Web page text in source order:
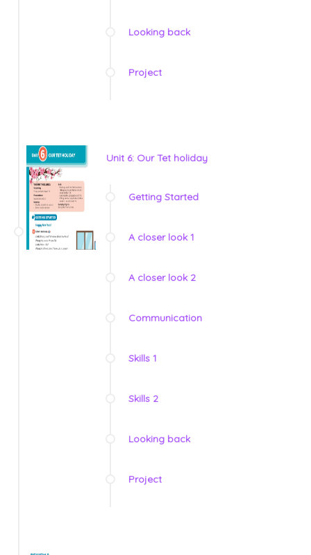
Looking back
Project
Unit 6: Our Tet holiday
Getting Started
A closer look 1
A closer look 2
Communication
Skills 1
Skills 2
Looking back
Project